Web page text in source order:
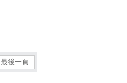
最後一頁